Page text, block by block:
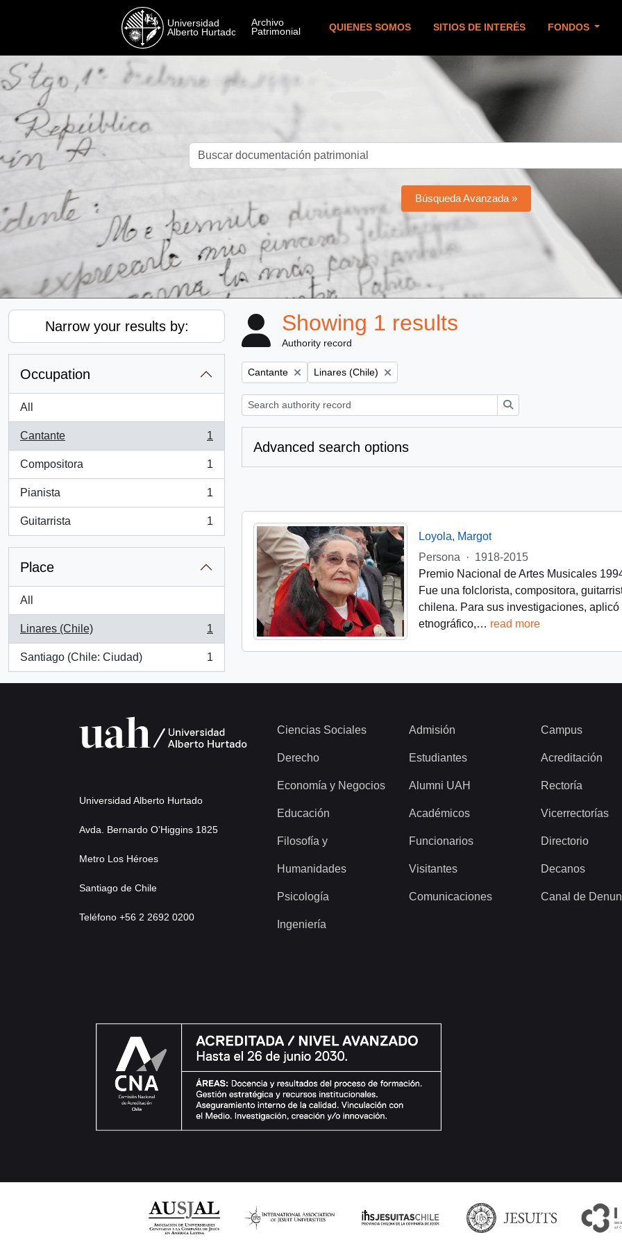
QUIENES SOMOS SITIOS DE INTERÉS FONDOS
Búsqueda Avanzada »
Narrow your results by:
Occupation
All
Cantante
, 1 results
1
Compositora
, 1 results
1
Pianista
, 1 results
1
Guitarrista
, 1 results
1
Place
All
Linares (Chile)
, 1 results
1
Santiago (Chile: Ciudad)
, 1 results
1
Showing 1 results
Authority record
Remove filter:
Cantante Remove filter:
Linares (Chile)
Advanced search options
Loyola, Margot
Persona
· 1918-2015
Premio Nacional de Artes Musicales
Fue una folclorista, compositora,
chilena. Para sus investigaciones,
etnográfico,… read more
Universidad Alberto Hurtado
Avda. Bernardo O’Higgins 1825
Metro Los Héroes
Santiago de Chile
Teléfono +56 2 2692 0200
Ciencias Sociales
Derecho
Economía y Negocios
Educación
Filosofía y
Humanidades
Psicología
Ingeniería
Admisión
Estudiantes
Alumni UAH
Académicos
Funcionarios
Visitantes
Comunicaciones
Campus
Acreditación
Rectoría
Vicerrectorías
Directorio
Decanos
Canal de